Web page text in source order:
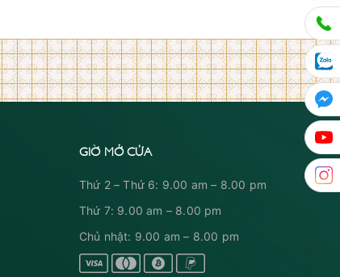
GIỜ MỞ CỬA
Thứ 2 – Thứ 6: 9.00 am – 8.00 pm
Thứ 7: 9.00 am – 8.00 pm
Chủ nhật: 9.00 am – 8.00 pm